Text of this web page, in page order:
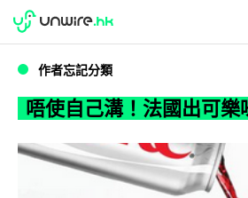
唔使自己溝！法國出可樂
WWDC 2026
作者忘記分類
唔使自己溝！法國出可樂